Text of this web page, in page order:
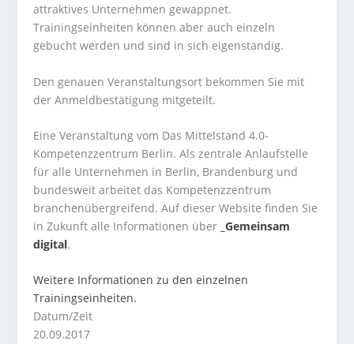
attraktives Unternehmen gewappnet.
Trainingseinheiten können aber auch einzeln
gebucht werden und sind in sich eigenständig.
Den genauen Veranstaltungsort bekommen Sie mit
der Anmeldbestätigung mitgeteilt.
Eine Veranstaltung vom Das Mittelstand 4.0-
Kompetenzzentrum Berlin. Als zentrale Anlaufstelle
für alle Unternehmen in Berlin, Brandenburg und
bundesweit arbeitet das Kompetenzzentrum
branchenübergreifend. Auf dieser Website finden Sie
in Zukunft alle Informationen über _Gemeinsam
digital.
Weitere Informationen zu den einzelnen
Trainingseinheiten.
Datum/Zeit
20.09.2017